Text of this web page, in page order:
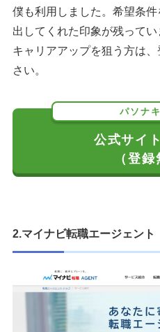
僕も利用しました。希望条
出してくれた印象が残って
キャリアアップを狙う方は
さい。
パソナ
公式サイ
（登録
2.マイナビ転職エージェント